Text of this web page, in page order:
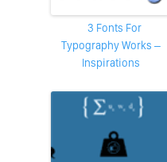
3 Fonts For
Typography Works –
Inspirations